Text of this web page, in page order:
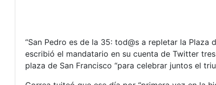
“San Pedro es de la 35: tod@s a repletar la Plaza
escribió el mandatario en su cuenta de Twitter
plaza de San Francisco “para celebrar juntos el